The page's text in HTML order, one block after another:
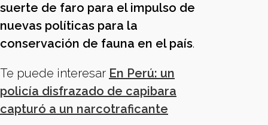
suerte de faro para el impulso de
nuevas políticas para la
conservación de fauna en el país.
Te puede interesar En Perú: un
policía disfrazado de capibara
capturó a un narcotraficante